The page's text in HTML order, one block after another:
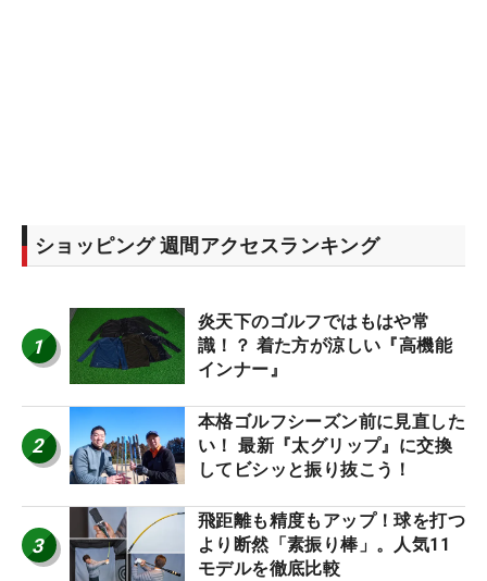
ショッピング 週間アクセスランキング
1
炎天下のゴルフではもはや常
識！？ 着た方が涼しい『高機能
インナー』
2
本格ゴルフシーズン前に見直した
い！ 最新『太グリップ』に交換
してビシッと振り抜こう！
3
飛距離も精度もアップ！球を打つ
より断然「素振り棒」。人気11
モデルを徹底比較